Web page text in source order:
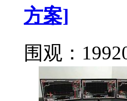
方案]
围观：